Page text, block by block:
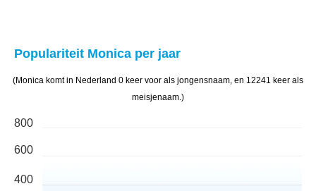
Populariteit Monica per jaar
(Monica komt in Nederland 0 keer voor als jongensnaam, en 12241 keer als
meisjenaam.)
800
600
400